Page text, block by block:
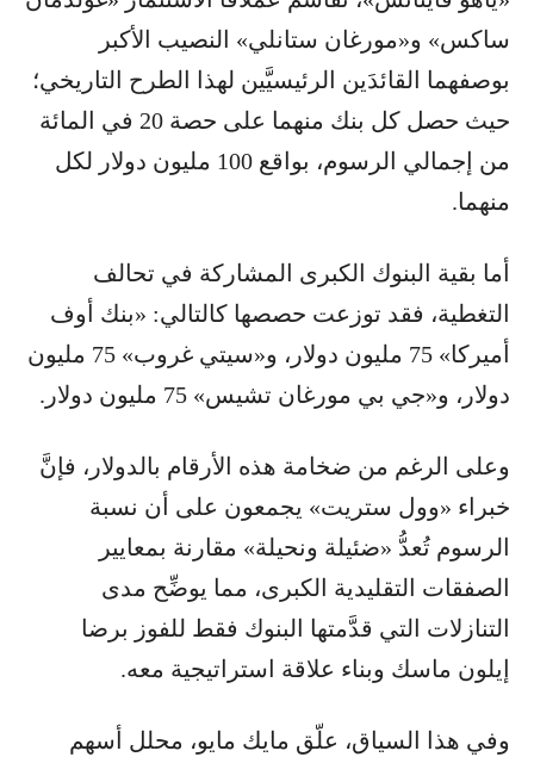
ساكس» و«مورغان ستانلي» النصيب الأكبر
بوصفهما القائدَين الرئيسيَّين لهذا الطرح التاريخي؛
حيث حصل كل بنك منهما على حصة 20 في المائة
من إجمالي الرسوم، بواقع 100 مليون دولار لكل
منهما.
أما بقية البنوك الكبرى المشاركة في تحالف
التغطية، فقد توزعت حصصها كالتالي: «بنك أوف
أميركا» 75 مليون دولار، و«سيتي غروب» 75 مليون
دولار، و«جي بي مورغان تشيس» 75 مليون دولار.
وعلى الرغم من ضخامة هذه الأرقام بالدولار، فإنَّ
خبراء «وول ستريت» يجمعون على أن نسبة
الرسوم تُعدُّ «ضئيلة ونحيلة» مقارنة بمعايير
الصفقات التقليدية الكبرى، مما يوضِّح مدى
التنازلات التي قدَّمتها البنوك فقط للفوز برضا
إيلون ماسك وبناء علاقة استراتيجية معه.
وفي هذا السياق، علّق مايك مايو، محلل أسهم